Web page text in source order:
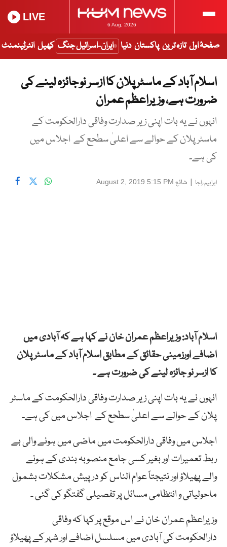
6 Aug, 2026
LIVE
صفحۂ اول تازہ ترین پاکستان دنیا ایران-اسرائیل جنگ کھیل انٹرٹینمنٹ
اسلام آباد کے ماسٹر پلان کا ازسر نو جائزہ لینے کی
ضرورت ہے، وزیراعظم عمران
انہوں نے یہ بات اپنی زیر صدارت وفاقی دارالحکومت کے
ماسٹر پلان کے حوالے سے اعلیٰ سطحع کے اجلاس میں
کی ہے۔
ابراہیم راجا | شائع August 2, 2019 5:15 PM
اسلام آباد: وزیراعظم عمران خان نے کہا ہے کہ آبادی میں
اضافے اورزمینی حقائق کے مطابق اسلام آباد کے ماسٹر پلان
کا ازسر نو جائزہ لینے کی ضرورت ہے ۔
انہوں نے یہ بات اپنی زیر صدارت وفاقی دارالحکومت کے ماسٹر
پلان کے حوالے سے اعلیٰ سطحع کے اجلاس میں کی ہے۔
اجلاس میں وفاقی دارالحکومت میں ماضی میں ہونے والی بے
ربط تعمیرات اور بغیر کسی جامع منصوبہ بندی کے ہونے
والے پھیلاؤ اور نتیجتاً عوام الناس کو در پیش مشکلات بشمول
ماحولیاتی و انتظامی مسائل پر تفصیلی گفتگو کی گئی ۔
وزیراعظم عمران خان نے اس موقع پر کہا کہ وفاقی
دارالحکومت کی آبادی میں مسلسل اضافے اور شہر کے پھیلاؤ